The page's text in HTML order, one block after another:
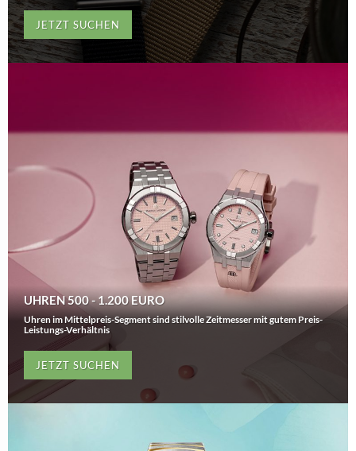
JETZT SUCHEN
UHREN 500 - 1.200 EURO
Uhren im Mittelpreis-Segment sind stilvolle Zeitmesser mit gutem Preis-
Leistungs-Verhältnis
JETZT SUCHEN